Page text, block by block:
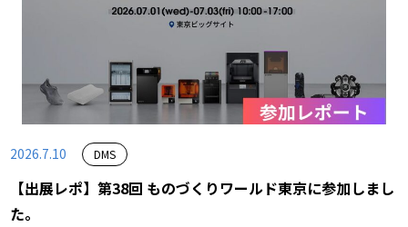
2026.7.10 DMS
【出展レポ】第38回 ものづくりワールド東京に参加しまし
た。